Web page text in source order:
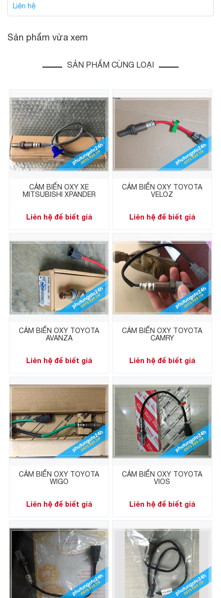
Liên hệ
Sản phẩm vừa xem
SẢN PHẨM CÙNG LOẠI
CẢM BIẾN OXY XE
MITSUBISHI XPANDER
Liên hệ để biết giá
CẢM BIẾN OXY TOYOTA
VELOZ
Liên hệ để biết giá
CẢM BIẾN OXY TOYOTA
AVANZA
Liên hệ để biết giá
CẢM BIẾN OXY TOYOTA
CAMRY
Liên hệ để biết giá
CẢM BIẾN OXY TOYOTA
WIGO
Liên hệ để biết giá
CẢM BIẾN OXY TOYOTA
VIOS
Liên hệ để biết giá